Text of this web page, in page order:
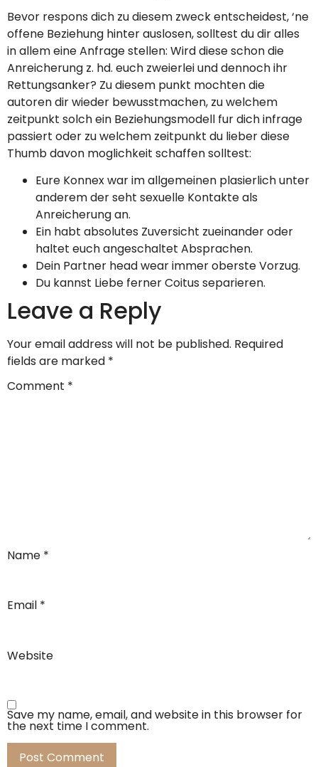
Bevor respons dich zu diesem zweck entscheidest, ‘ne
offene Beziehung hinter auslosen, solltest du dir alles
in allem eine Anfrage stellen: Wird diese schon die
Anreicherung z. hd. euch zweierlei und dennoch ihr
Rettungsanker? Zu diesem punkt mochten die
autoren dir wieder bewusstmachen, zu welchem
zeitpunkt solch ein Beziehungsmodell fur dich infrage
passiert oder zu welchem zeitpunkt du lieber diese
Thumb davon moglichkeit schaffen solltest:
Eure Konnex war im allgemeinen plasierlich unter
anderem der seht sexuelle Kontakte als
Anreicherung an.
Ein habt absolutes Zuversicht zueinander oder
haltet euch angeschaltet Absprachen.
Dein Partner head wear immer oberste Vorzug.
Du kannst Liebe ferner Coitus separieren.
Leave a Reply
Your email address will not be published. Required
fields are marked *
Comment *
Name *
Email *
Website
Save my name, email, and website in this browser for
the next time I comment.